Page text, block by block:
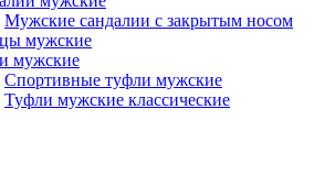
Мужские сандалии с закрытым носом
мужские
мужские
Спортивные туфли мужские
Туфли мужские классические